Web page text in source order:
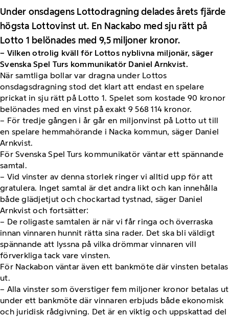
Under onsdagens Lottodragning delades årets fjärde
högsta Lottovinst ut. En Nackabo med sju rätt på
Lotto 1 belönades med 9,5 miljoner kronor.
– Vilken otrolig kväll för Lottos nyblivna miljonär, säger
Svenska Spel Turs kommunikatör Daniel Arnkvist.
När samtliga bollar var dragna under Lottos
onsdagsdragning stod det klart att endast en spelare
prickat in sju rätt på Lotto 1. Spelet som kostade 90 kronor
belönades med en vinst på exakt 9 568 114 kronor.
– För tredje gången i år går en miljonvinst på Lotto ut till
en spelare hemmahörande i Nacka kommun, säger Daniel
Arnkvist.
För Svenska Spel Turs kommunikatör väntar ett spännande
samtal.
– Vid vinster av denna storlek ringer vi alltid upp för att
gratulera. Inget samtal är det andra likt och kan innehålla
både glädjetjut och chockartad tystnad, säger Daniel
Arnkvist och fortsätter:
– De roligaste samtalen är när vi får ringa och överraska
innan vinnaren hunnit rätta sina rader. Det ska bli väldigt
spännande att lyssna på vilka drömmar vinnaren vill
förverkliga tack vare vinsten.
För Nackabon väntar även ett bankmöte där vinsten betalas
ut.
– Alla vinster som överstiger fem miljoner kronor betalas ut
under ett bankmöte där vinnaren erbjuds både ekonomisk
och juridisk rådgivning. Det är en viktig och uppskattad del